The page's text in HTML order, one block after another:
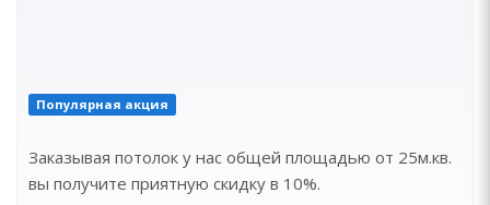
Популярная акция
Заказывая потолок у нас общей площадью от 25м.кв.
вы получите приятную скидку в 10%.